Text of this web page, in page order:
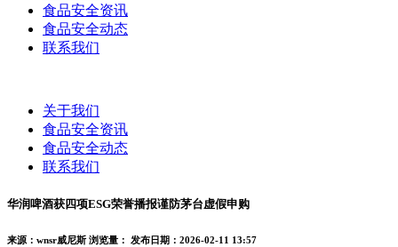
食品安全资讯
食品安全动态
联系我们
关于我们
食品安全资讯
食品安全动态
联系我们
华润啤酒获四项ESG荣誉播报谨防茅台虚假申购
来源：wnsr威尼斯 浏览量： 发布日期：2026-02-11 13:57